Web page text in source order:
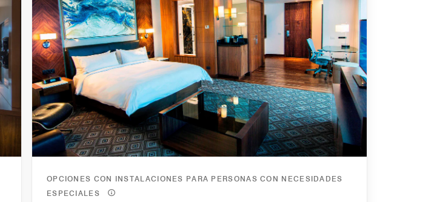
OPCIONES CON INSTALACIONES PARA PERSONAS CON NECESIDADES
ESPECIALES